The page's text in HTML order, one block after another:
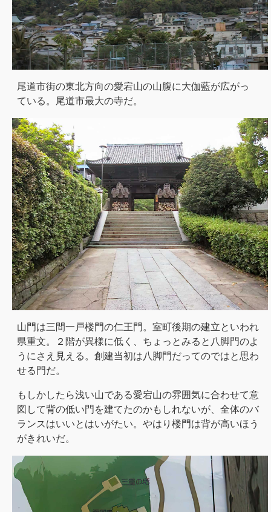
尾道市街の東北方向の愛宕山の山腹に大伽藍が広がっ
ている。尾道市最大の寺だ。
山門は三間一戸楼門の仁王門。室町後期の建立といわれ
県重文。２階が異様に低く、ちょっとみると八脚門のよ
うにさえ見える。創建当初は八脚門だってのではと思わ
せる門だ。
もしかしたら浅い山である愛宕山の雰囲気に合わせて意
図して背の低い門を建てたのかもしれないが、全体のバ
ランスはいいとはいがたい。やはり楼門は背が高いほう
がきれいだ。